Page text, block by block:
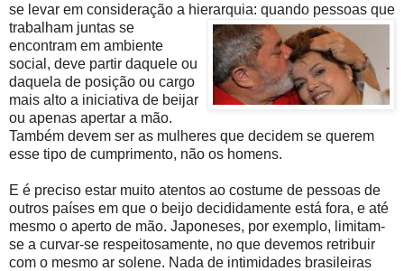
se levar em consideração a hierarquia: quando pessoas que
trabalham juntas se
encontram em ambiente
social, deve partir daquele ou
daquela de posição ou cargo
mais alto a iniciativa de beijar
ou apenas apertar a mão.
Também devem ser as mulheres que decidem se querem
esse tipo de cumprimento, não os homens.
E é preciso estar muito atentos ao costume de pessoas de
outros países em que o beijo decididamente está fora, e até
mesmo o aperto de mão. Japoneses, por exemplo, limitam-
se a curvar-se respeitosamente, no que devemos retribuir
com o mesmo ar solene. Nada de intimidades brasileiras